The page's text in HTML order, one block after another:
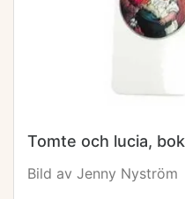
Tomte och lucia,
Bild av Jenny Nyström